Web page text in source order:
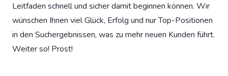
Leitfaden schnell und sicher damit beginnen können. Wir
wünschen Ihnen viel Glück, Erfolg und nur Top-Positionen
in den Suchergebnissen, was zu mehr neuen Kunden führt.
Weiter so! Prost!